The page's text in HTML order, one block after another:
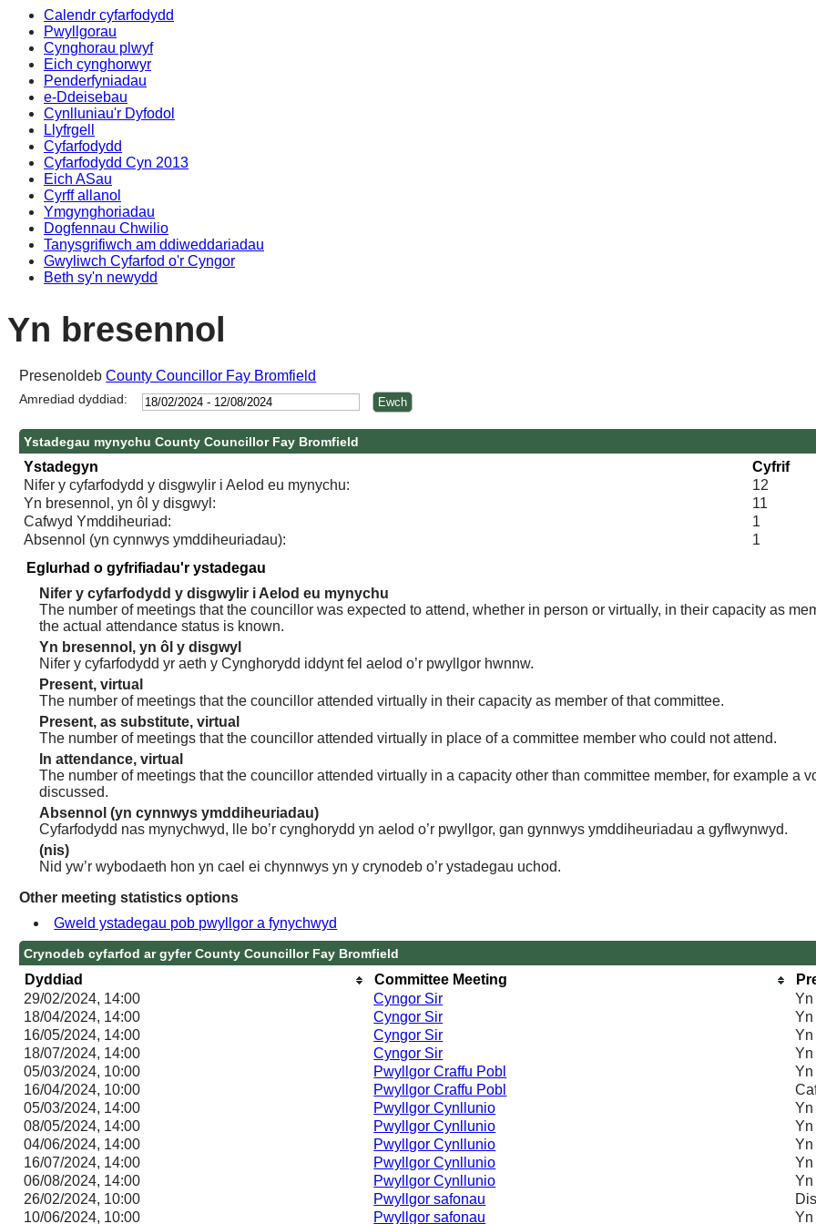
Calendr cyfarfodydd
Pwyllgorau
Cynghorau plwyf
Eich cynghorwyr
Penderfyniadau
e-Ddeisebau
Cynlluniau'r Dyfodol
Llyfrgell
Cyfarfodydd
Cyfarfodydd Cyn 2013
Eich ASau
Cyrff allanol
Ymgynghoriadau
Dogfennau Chwilio
Tanysgrifiwch am ddiweddariadau
Gwyliwch Cyfarfod o'r Cyngor
Beth sy'n newydd
Yn bresennol
PresenoldebCounty Councillor Fay Bromfield
Amrediad dyddiad:
Ystadegau mynychu County Councillor Fay Bromfield
Ystadegyn
Cyfrif
Nifer y cyfarfodydd y disgwylir i Aelod eu mynychu:
12
Yn bresennol, yn ôl y disgwyl:
11
Cafwyd Ymddiheuriad:
1
Absennol (yn cynnwys ymddiheuriadau):
1
Eglurhad o gyfrifiadau'r ystadegau
Nifer y cyfarfodydd y disgwylir i Aelod eu mynychu
The number of meetings that the councillor was expected to attend, whether in person or virtually, in their capacity as
the actual attendance status is known.
Yn bresennol, yn ôl y disgwyl
Nifer y cyfarfodydd yr aeth y Cynghorydd iddynt fel aelod o’r pwyllgor hwnnw.
Present, virtual
The number of meetings that the councillor attended virtually in their capacity as member of that committee.
Present, as substitute, virtual
The number of meetings that the councillor attended virtually in place of a committee member who could not attend.
In attendance, virtual
The number of meetings that the councillor attended virtually in a capacity other than committee member, for example a
discussed.
Absennol (yn cynnwys ymddiheuriadau)
Cyfarfodydd nas mynychwyd, lle bo’r cynghorydd yn aelod o’r pwyllgor, gan gynnwys ymddiheuriadau a gyflwynwyd.
(nis)
Nid yw’r wybodaeth hon yn cael ei chynnwys yn y crynodeb o’r ystadegau uchod.
Other meeting statistics options
Gweld ystadegau pob pwyllgor a fynychwyd
Crynodeb cyfarfod ar gyfer County Councillor Fay Bromfield
Dyddiad Committee Meeting
29/02/2024, 14:00
Cyngor Sir
Yn
18/04/2024, 14:00
Cyngor Sir
Yn
16/05/2024, 14:00
Cyngor Sir
Yn
18/07/2024, 14:00
Cyngor Sir
Yn
05/03/2024, 10:00
Pwyllgor Craffu Pobl
Yn
16/04/2024, 10:00
Pwyllgor Craffu Pobl
05/03/2024, 14:00
Pwyllgor Cynllunio
Yn
08/05/2024, 14:00
Pwyllgor Cynllunio
Yn
04/06/2024, 14:00
Pwyllgor Cynllunio
Yn
16/07/2024, 14:00
Pwyllgor Cynllunio
Yn
06/08/2024, 14:00
Pwyllgor Cynllunio
Yn
26/02/2024, 10:00
Pwyllgor safonau
10/06/2024, 10:00
Pwyllgor safonau Yn